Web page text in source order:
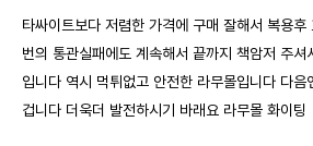
타싸이트보다 저렴한 가격에 구매 잘해서 복용
번의 통관실패에도 계속해서 끝까지 책암저 주
입니다 역시 먹튀없고 안전한 라무몰입니다 다
겁니다 더욱더 발전하시기 바래요 라무몰 화이팅